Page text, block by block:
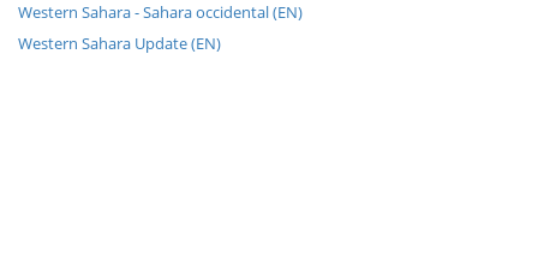
Western Sahara - Sahara occidental (EN)
Western Sahara Update (EN)